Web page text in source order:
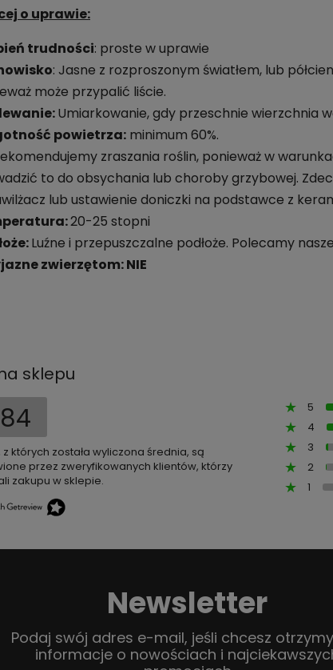
o uprawie:
trudności: proste w uprawie
: Jasne z rozproszonym światłem, lub
może przypalić liście.
Umiarkowanie, gdy przeschnie wierzchnia
powietrza: minimum 60%.
zraszania roślin, ponieważ w
to do obsychania lub choroby grzybowej.
lub ustawienie doniczki na podstawce z
20-25 stopni
Luźne i przepuszczalne podłoże. Polecamy
zwierzętom: NIE
sklepu
z których została wyliczona średnia, są
przez zweryfikowanych klientów, którzy
zakupu w sklepie.
5
4
3
2
1
Newsletter
Podaj swój adres e-mail, jeśli chcesz
informacje o nowościach i